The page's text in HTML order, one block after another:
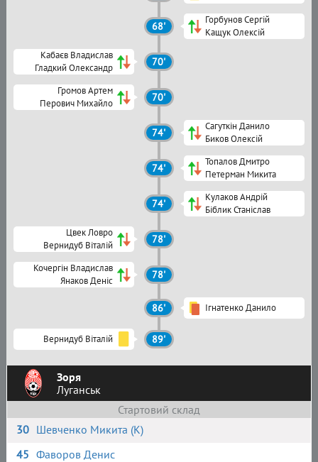
Зоря
Луганськ
Стартовий склад
30 Шевченко Микита (К)
45 Фаворов Денис
68'
Горбунов Сергій
Кащук Олексій
Кабаєв Владислав
Гладкий Олександр
70'
Громов Артем
Перович Михайло
70'
74'
Сагуткін Данило
Биков Олексій
74'
Топалов Дмитро
Петерман Микита
74'
Кулаков Андрій
Біблик Станіслав
Цвек Ловро
Вернидуб Віталій
78'
Кочергін Владислав
Янаков Деніс
78'
86' Ігнатенко Данило
Вернидуб Віталій 89'